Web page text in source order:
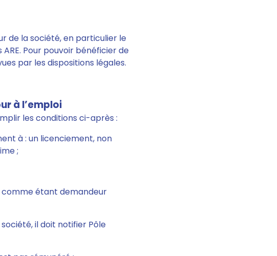
de la société, en particulier le
Pour pouvoir bénéficier de
par les dispositions légales.
à l’emploi
les conditions ci-après :
à : un licenciement, non
;
comme étant demandeur
il doit notifier Pôle